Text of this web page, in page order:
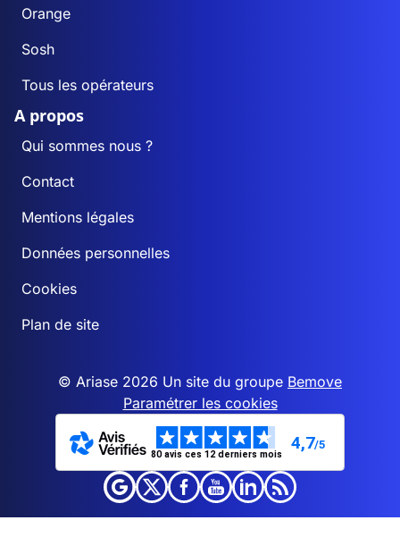
Orange
Sosh
Tous les opérateurs
A propos
Qui sommes nous ?
Contact
Mentions légales
Données personnelles
Cookies
Plan de site
© Ariase 2026 Un site du groupe Bemove
Paramétrer les cookies
80 avis ces 12 derniers mois
4,7/5